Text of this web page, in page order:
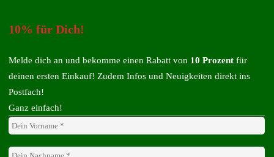
10% für Dich!
Melde dich an und bekomme einen Rabatt von 10 Prozent für
deinen ersten Einkauf! Zudem Infos und Neuigkeiten direkt ins
Postfach!
Ganz einfach!